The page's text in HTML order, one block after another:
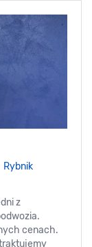
Rybnik
z
cenach.